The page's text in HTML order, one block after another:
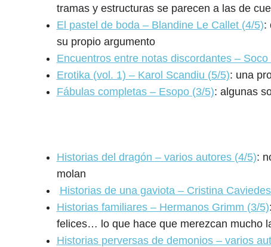
tramas y estructuras se parecen a las de
El pastel de boda – Blandine Le Callet (4/5):
su propio argumento
Encuentros entre notas discordantes –
Erotika (vol. 1) – Karol Scandiu (5/5): una
Fábulas completas – Esopo (3/5): algunas
Historias del dragón – varios autores (4/5):
molan
Historias de una gaviota – Cristina
Historias familiares – Hermanos Grimm (3/5)
felices… lo que hace que merezcan mucho
Historias perversas de demonios – varios